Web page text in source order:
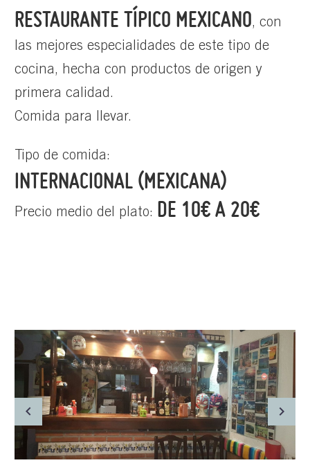
RESTAURANTE TÍPICO MEXICANO, con
las mejores especialidades de este tipo de
cocina, hecha con productos de origen y
primera calidad.
Comida para llevar.
Tipo de comida:
INTERNACIONAL (MEXICANA)
Precio medio del plato: DE 10€ A 20€